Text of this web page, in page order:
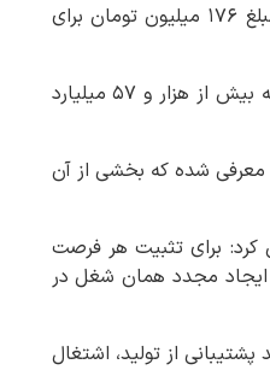
مدیرکل امور اقتصادی و دارایی خراسان جنوبی افزود: بر اساس آخرین آمار، دو فقره تسهیلات به مبلغ ۱۷۶ میلیون تومان برای
ذاکریان همچنین به عملکرد تسهیلات تبصره ۱۸ اشاره کرد و گفت: میزان پرداختی‌ها در این بخش به بیش از هزار و ۵۷ میلیارد
ارزش ۱۳۸ میلیارد تومان به بانک‌ها معرفی شده که بخشی از آن
کرد: برای تثبیت هر فرصت
در حالی که ایجاد مجدد همان شغل در
از تولید، اشتغال